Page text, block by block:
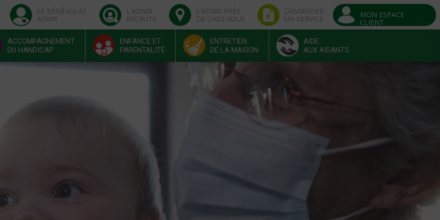
LE BÉNÉVOLAT
ADMR
L'ADMR
RECRUTE
L'ADMR PRÈS
DE CHEZ VOUS
DEMANDER
UN SERVICE
MON ESPACE
CLIENT
ACCOMPAGNEMENT
DU HANDICAP
ENFANCE ET
PARENTALITÉ
ENTRETIEN
DE LA MAISON
AIDE
AUX AIDANTS